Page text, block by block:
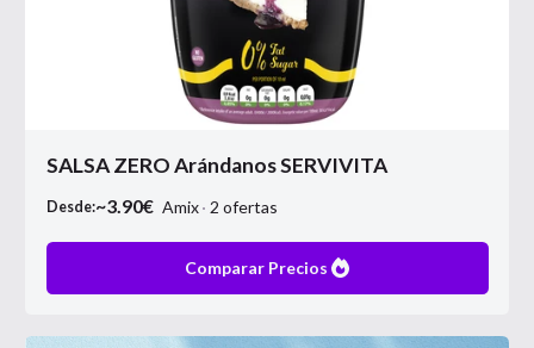
SALSA ZERO Arándanos SERVIVITA
Desde:~3.90€ Amix 2 ofertas
Comparar Precios